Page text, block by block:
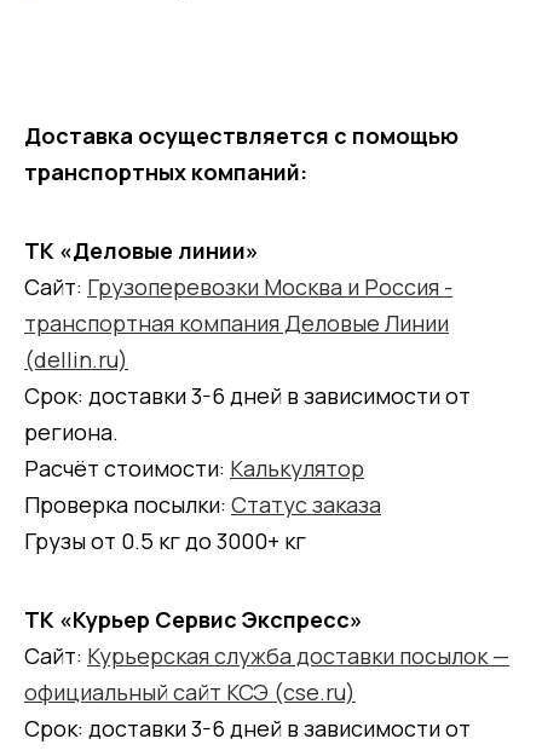
Доставка осуществляется с помощью
транспортных компаний:
ТК «Деловые линии»
Сайт: Грузоперевозки Москва и Россия -
транспортная компания Деловые Линии
(dellin.ru)
Срок: доставки 3-6 дней в зависимости от
региона.
Расчёт стоимости: Калькулятор
Проверка посылки: Статус заказа
Грузы от 0.5 кг до 3000+ кг
ТК «Курьер Сервис Экспресс»
Сайт: Курьерская служба доставки посылок —
официальный сайт КСЭ (cse.ru)
Срок: доставки 3-6 дней в зависимости от